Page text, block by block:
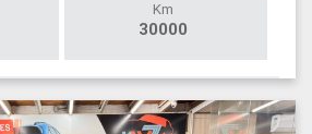
Km
30000